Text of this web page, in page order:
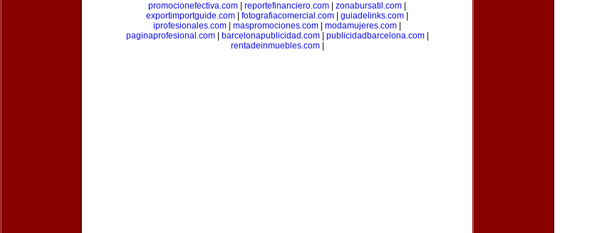
promocionefectiva.com
reportefinanciero.com zonabursatil.com
exportimportguide.com
fotografiacomercial.com guiadelinks.com
iprofesionales.com
maspromociones.com modamujeres.com
paginaprofesional.com| barcelonapublicidad.com| publicidadbarcelona.com|
rentadeinmuebles.com|